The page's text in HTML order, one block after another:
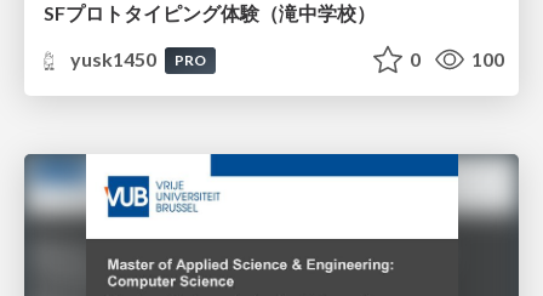
SFプロトタイピング体験（滝中学校）
yusk1450
PRO 0 100